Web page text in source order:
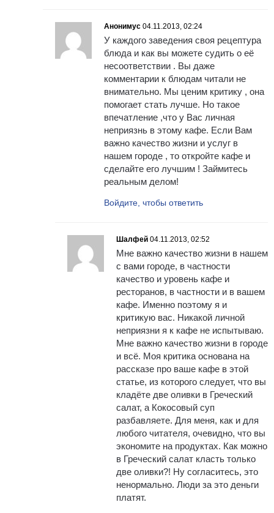
Анонимус 04.11.2013, 02:24
У каждого заведения своя рецептура
блюда и как вы можете судить о её
несоответствии . Вы даже
комментарии к блюдам читали не
внимательно. Мы ценим критику , она
помогает стать лучше. Но такое
впечатление ,что у Вас личная
неприязнь в этому кафе. Если Вам
важно качество жизни и услуг в
нашем городе , то откройте кафе и
сделайте его лучшим ! Займитесь
реальным делом!
Войдите, чтобы ответить
Шалфей 04.11.2013, 02:52
Мне важно качество жизни в нашем
с вами городе, в частности
качество и уровень кафе и
ресторанов, в частности и в вашем
кафе. Именно поэтому я и
критикую вас. Никакой личной
неприязни я к кафе не испытываю.
Мне важно качество жизни в городе
и всё. Моя критика основана на
рассказе про ваше кафе в этой
статье, из которого следует, что вы
кладёте две оливки в Греческий
салат, а Кокосовый суп
разбавляете. Для меня, как и для
любого читателя, очевидно, что вы
экономите на продуктах. Как можно
в Греческий салат класть только
две оливки?! Ну согласитесь, это
ненормально. Люди за это деньги
платят.